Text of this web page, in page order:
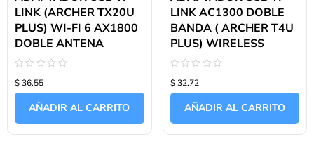
LINK (ARCHER TX20U
PLUS) WI-FI 6 AX1800
DOBLE ANTENA
con
0
$ 36.55
AÑADIR AL CARRITO
LINK AC1300 DOBLE
BANDA ( ARCHER T4U
PLUS) WIRELESS
con
0
$ 32.72
AÑADIR AL CARRITO